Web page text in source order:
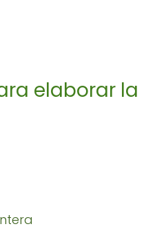
elaborar la